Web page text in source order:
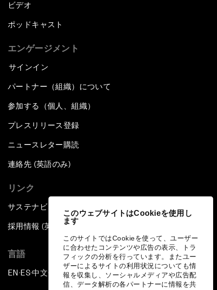
このウェブサイトはCookieを使用し
ます
このサイトではCookieを使って、ユーザー
に合わせたコンテンツや広告の表示、トラ
フィックの分析を行っています。またユー
ザーによるサイトの利用状況についても情
報を収集し、ソーシャルメディアや広告配
信、データ解析の各パートナーに情報を共
ビデオ
ポッドキャスト
エンゲージメント
サインイン
パートナー（組織）について
参加する（個人、組織）
プレスリリース登録
ニュースレター購読
連絡先 (英語のみ)
リンク
サステナビリティへの取り組み
採用情報 (英語のみ)
言語
EN ▪ES▪中文▪ 日本語